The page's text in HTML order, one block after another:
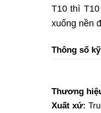
T10 thì
xuống nền
Thông số
Thương
Xuất xứ: